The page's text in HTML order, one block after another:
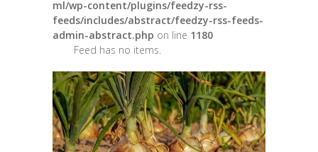
ml/wp-content/plugins/feedzy-rss-
feeds/includes/abstract/feedzy-rss-feeds-
admin-abstract.php on line 1180
Feed has no items.